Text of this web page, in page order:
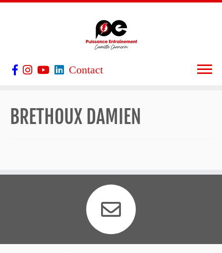
Contact
BRETHOUX DAMIEN